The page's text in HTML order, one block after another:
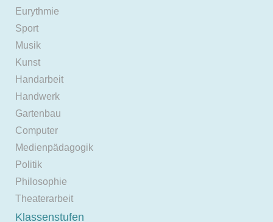
Eurythmie
Sport
Musik
Kunst
Handarbeit
Handwerk
Gartenbau
Computer
Medienpädagogik
Politik
Philosophie
Theaterarbeit
Klassenstufen